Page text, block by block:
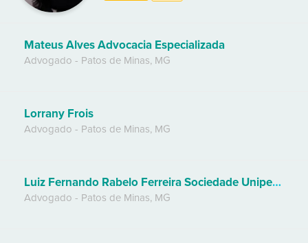
Mateus Alves Advocacia Especializada
Advogado - Patos de Minas, MG
Lorrany Frois
Advogado - Patos de Minas, MG
Luiz Fernando Rabelo Ferreira Sociedade Unipessoal de Advocacia
Advogado - Patos de Minas, MG